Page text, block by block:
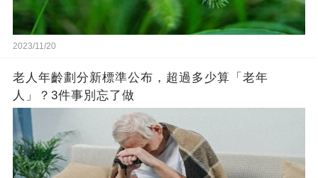
2023/11/20
老人年齡劃分新標準公布，超過多少算「老年
人」？3件事別忘了做